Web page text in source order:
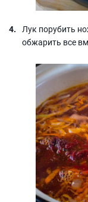
Лук порубить
обжарить все